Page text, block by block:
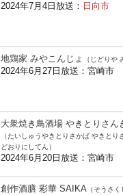
2024年7月4日放送： 日向市
地鶏家 みやこんじょ （じどりや
2024年6月27日放送：宮崎市
大衆焼き鳥酒場 やきとりさん
（たいしゅうやきとりさかば やきとり
どおりにしてん）
2024年6月20日放送：宮崎市
創作酒膳 彩華 SAIKA （そうさ